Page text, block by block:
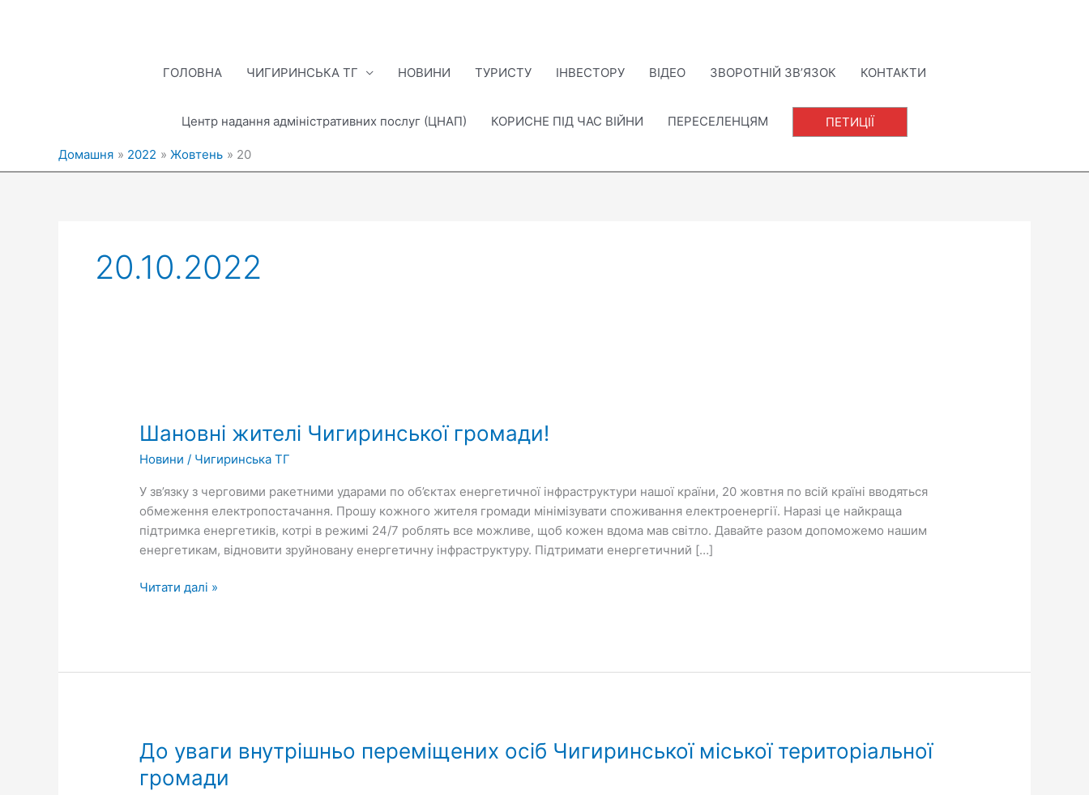
ГОЛОВНА
ЧИГИРИНСЬКА ТГ НОВИНИ ТУРИСТУ ІНВЕСТОРУ ВІДЕО ЗВОРОТНІЙ ЗВ’ЯЗОК КОНТАКТИ
Центр надання адміністративних послуг (ЦНАП) КОРИСНЕ ПІД ЧАС ВІЙНИ ПЕРЕСЕЛЕНЦЯМ ПЕТИЦІЇ
Домашня 2022 Жовтень 20
20.10.2022
Шановні жителі Чигиринської громади!
Новини / Чигиринська ТГ
У зв’язку з черговими ракетними ударами по об’єктах енергетичної інфраструктури нашої країни, 20 жовтня по всій країні вводяться
обмеження електропостачання. Прошу кожного жителя громади мінімізувати споживання електроенергії. Наразі це найкраща
підтримка енергетиків, котрі в режимі 24/7 роблять все можливе, щоб кожен вдома мав світло. Давайте разом допоможемо нашим
енергетикам, відновити зруйновану енергетичну інфраструктуру. Підтримати енергетичний […]
Чигиринської
Читати далі »
До уваги внутрішньо переміщених осіб Чигиринської міської територіальної
громади
До
уваги
внутрішньо